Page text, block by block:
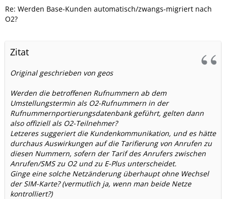
Re: Werden Base-Kunden automatisch/zwangs-migriert nach
O2?
Zitat
Original geschrieben von geos
Werden die betroffenen Rufnummern ab dem
Umstellungstermin als O2-Rufnummern in der
Rufnummernportierungsdatenbank geführt, gelten dann
also offiziell als O2-Teilnehmer?
Letzeres suggeriert die Kundenkommunikation, und es hätte
durchaus Auswirkungen auf die Tarifierung von Anrufen zu
diesen Nummern, sofern der Tarif des Anrufers zwischen
Anrufen/SMS zu O2 und zu E-Plus unterscheidet.
Ginge eine solche Netzänderung überhaupt ohne Wechsel
der SIM-Karte? (vermutlich ja, wenn man beide Netze
kontrolliert?)